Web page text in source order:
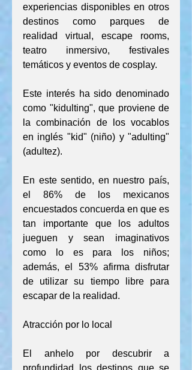
experiencias disponibles en otros
destinos como parques de
realidad virtual, escape rooms,
teatro inmersivo, festivales
temáticos y eventos de cosplay.
Este interés ha sido denominado
como "kidulting", que proviene de
la combinación de los vocablos
en inglés "kid" (niño) y "adulting"
(adultez).
En este sentido, en nuestro país,
el 86% de los mexicanos
encuestados concuerda en que es
tan importante que los adultos
jueguen y sean imaginativos
como lo es para los niños;
además, el 53% afirma disfrutar
de utilizar su tiempo libre para
escapar de la realidad.
Atracción por lo local
El anhelo por descubrir a
profundidad los destinos que se